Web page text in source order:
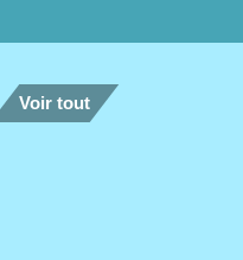
Voir tout